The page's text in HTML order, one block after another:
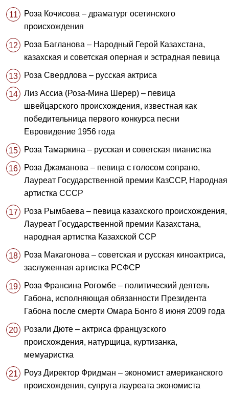
Роза Кочисова – драматург осетинского
происхождения
Роза Багланова – Народный Герой Казахстана,
казахская и советская оперная и эстрадная певица
Роза Свердлова – русская актриса
Лиз Ассиа (Роза-Мина Шерер) – певица
швейцарского происхождения, известная как
победительница первого конкурса песни
Евровидение 1956 года
Роза Тамаркина – русская и советская пианистка
Роза Джаманова – певица с голосом сопрано,
Лауреат Государственной премии КазССР, Народная
артистка СССР
Роза Рымбаева – певица казахского происхождения,
Лауреат Государственной премии Казахстана,
народная артистка Казахской ССР
Роза Макагонова – советская и русская киноактриса,
заслуженная артистка РСФСР
Роза Франсина Рогомбе – политический деятель
Габона, исполняющая обязанности Президента
Габона после смерти Омара Бонго 8 июня 2009 года
Розали Дюте – актриса французского
происхождения, натурщица, куртизанка,
мемуаристка
Роуз Директор Фридман – экономист американского
происхождения, супруга лауреата экономиста